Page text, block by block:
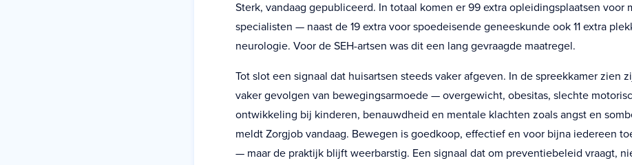
Sterk, vandaag gepubliceerd. In totaal komen er 99 extra opleidingsplaatsen voor
specialisten — naast de 19 extra voor spoedeisende geneeskunde ook 11 extra
neurologie. Voor de SEH-artsen was dit een lang gevraagde maatregel.
Tot slot een signaal dat huisartsen steeds vaker afgeven. In de spreekkamer zien
vaker gevolgen van bewegingsarmoede — overgewicht, obesitas, slechte
ontwikkeling bij kinderen, benauwdheid en mentale klachten zoals angst en
meldt Zorgjob vandaag. Bewegen is goedkoop, effectief en voor bijna iedereen
— maar de praktijk blijft weerbarstig. Een signaal dat om preventiebeleid vraagt,